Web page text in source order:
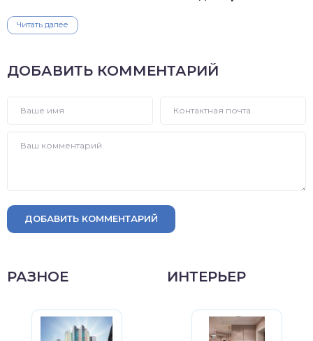
Читать далее
ДОБАВИТЬ КОММЕНТАРИЙ
ДОБАВИТЬ КОММЕНТАРИЙ
РАЗНОЕ ИНТЕРЬЕР